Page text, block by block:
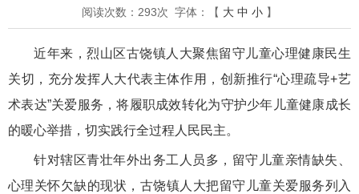
阅读次数： 293次 字体：【 大 中 小 】
近年来，烈山区古饶镇人大聚焦留守儿童心理健康民生
关切，充分发挥人大代表主体作用，创新推行“心理疏导+艺
术表达”关爱服务，将履职成效转化为守护少年儿童健康成长
的暖心举措，切实践行全过程人民民主。
针对辖区青壮年外出务工人员多，留守儿童亲情缺失、
心理关怀欠缺的现状，古饶镇人大把留守儿童关爱服务列入